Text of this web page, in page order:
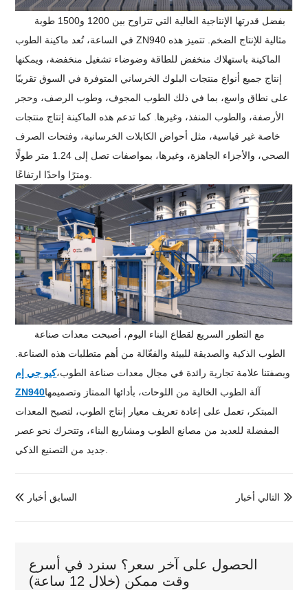
بفضل قدرتها الإنتاجية العالية التي تتراوح بين 1200 و1500 طوبة
في الساعة، تُعد ماكينة الطوب ZN940 مثالية للإنتاج الضخم. تتميز هذه
الماكينة باستهلاك منخفض للطاقة وضوضاء تشغيل منخفضة، ويمكنها
إنتاج جميع أنواع منتجات البلوك الخرساني المتوفرة في السوق تقريبًا
على نطاق واسع، بما في ذلك الطوب المجوف، وطوب الرصف، وحجر
الأرصفة، والطوب المنفذ، وغيرها. كما تدعم هذه الماكينة إنتاج منتجات
خاصة غير قياسية، مثل أحواض الكابلات الخرسانية، وفتحات الصرف
الصحي، والأجزاء الجاهزة، وغيرها، بمواصفات تصل إلى 1.24 متر طولًا
ومترًا واحدًا ارتفاعًا.
مع التطور السريع لقطاع البناء اليوم، أصبحت معدات صناعة
الطوب الذكية والصديقة للبيئة والفعّالة من أهم متطلبات هذه الصناعة.
وبصفتنا علامة تجارية رائدة في مجال معدات صناعة الطوب،كيو جي إم
ZN940آلة الطوب الخالية من اللوحات، بأدائها الممتاز وتصميمها
المبتكر، تعمل على إعادة تعريف معيار إنتاج الطوب، لتصبح المعدات
المفضلة للعديد من مصانع الطوب ومشاريع البناء، وتتحرك نحو عصر
 السابق أخبار  التالي أخبار
الحصول على آخر سعر؟ سنرد في أسرع
وقت ممكن (خلال 12 ساعة)